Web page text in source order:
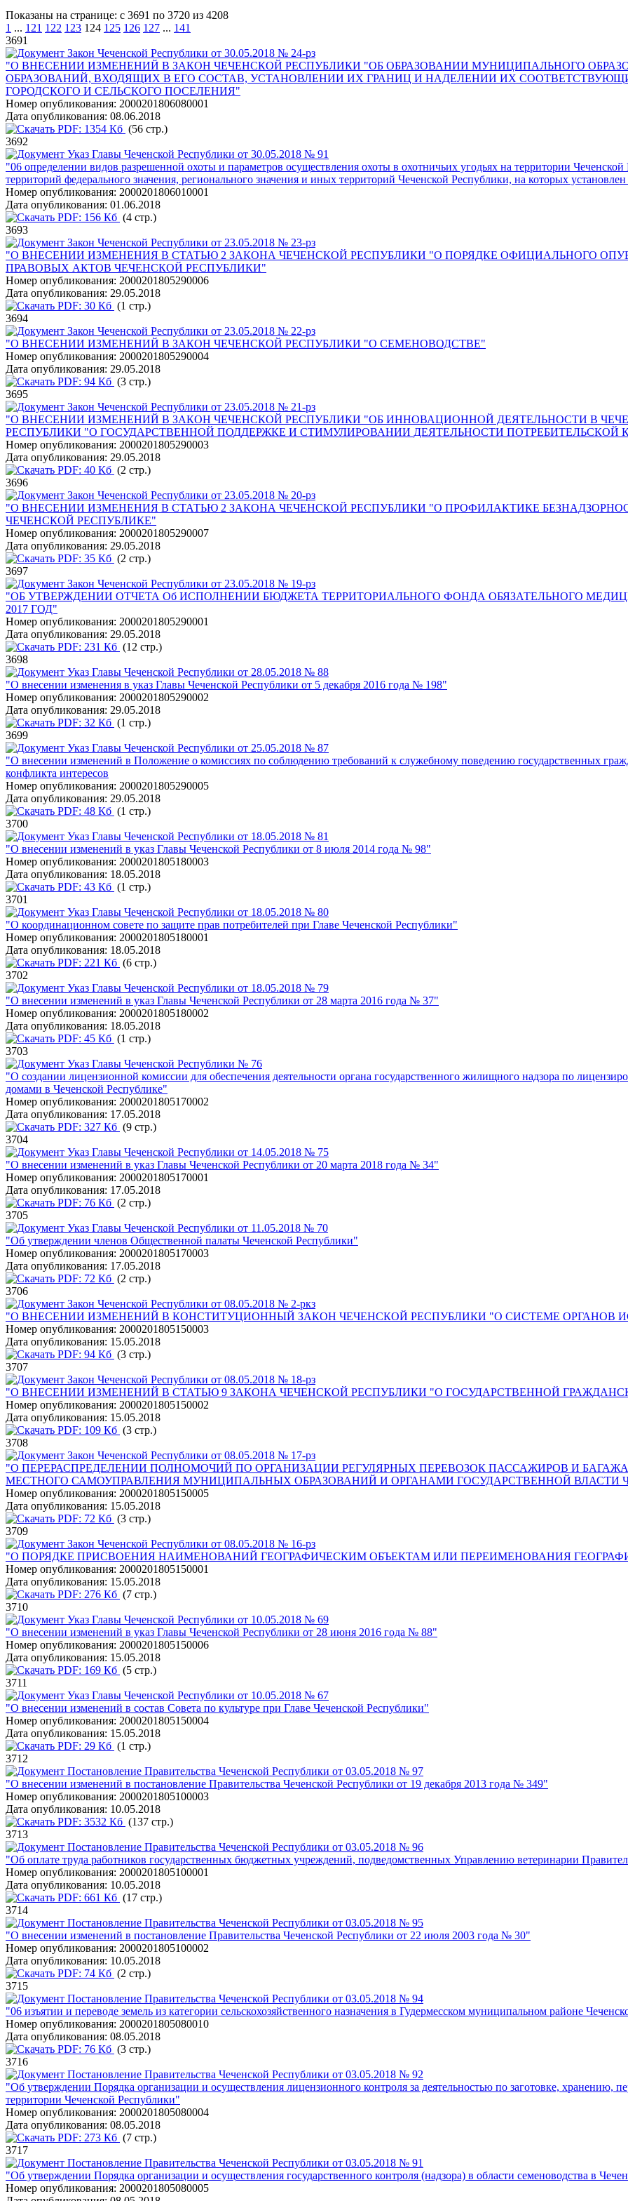
Показаны на странице: с 3691 по 3720 из 4208
1 ... 121 122 123 124 125 126 127 ... 141
3691
Закон Чеченской Республики от 30.05.2018 № 24-рз
"О ВНЕСЕНИИ ИЗМЕНЕНИЙ В ЗАКОН ЧЕЧЕНСКОЙ РЕСПУБЛИКИ "ОБ ОБРАЗОВАНИИ МУНИЦИПАЛЬНОГО
ОБРАЗОВАНИЙ, ВХОДЯЩИХ В ЕГО СОСТАВ, УСТАНОВЛЕНИИ ИХ ГРАНИЦ И НАДЕЛЕНИИ ИХ
ГОРОДСКОГО И СЕЛЬСКОГО ПОСЕЛЕНИЯ"
Номер опубликования: 2000201806080001
Дата опубликования: 08.06.2018
PDF: 1354 Кб (56 стр.)
3692
Указ Главы Чеченской Республики от 30.05.2018 № 91
"06 определении видов разрешенной охоты и параметров осуществления охоты в охотничьих угодьях на территории
территорий федерального значения, регионального значения и иных территорий Чеченской Республики, на которых
Номер опубликования: 2000201806010001
Дата опубликования: 01.06.2018
PDF: 156 Кб (4 стр.)
3693
Закон Чеченской Республики от 23.05.2018 № 23-рз
"О ВНЕСЕНИИ ИЗМЕНЕНИЯ В СТАТЬЮ 2 ЗАКОНА ЧЕЧЕНСКОЙ РЕСПУБЛИКИ "О ПОРЯДКЕ ОФИЦИАЛЬНОГО
ПРАВОВЫХ АКТОВ ЧЕЧЕНСКОЙ РЕСПУБЛИКИ"
Номер опубликования: 2000201805290006
Дата опубликования: 29.05.2018
PDF: 30 Кб (1 стр.)
3694
Закон Чеченской Республики от 23.05.2018 № 22-рз
"О ВНЕСЕНИИ ИЗМЕНЕНИЙ В ЗАКОН ЧЕЧЕНСКОЙ РЕСПУБЛИКИ "О СЕМЕНОВОДСТВЕ"
Номер опубликования: 2000201805290004
Дата опубликования: 29.05.2018
PDF: 94 Кб (3 стр.)
3695
Закон Чеченской Республики от 23.05.2018 № 21-рз
"О ВНЕСЕНИИ ИЗМЕНЕНИЙ В ЗАКОН ЧЕЧЕНСКОЙ РЕСПУБЛИКИ "ОБ ИННОВАЦИОННОЙ ДЕЯТЕЛЬНОСТИ В
РЕСПУБЛИКИ "О ГОСУДАРСТВЕННОЙ ПОДДЕРЖКЕ И СТИМУЛИРОВАНИИ ДЕЯТЕЛЬНОСТИ ПОТРЕБИТЕЛЬСКОЙ
Номер опубликования: 2000201805290003
Дата опубликования: 29.05.2018
PDF: 40 Кб (2 стр.)
3696
Закон Чеченской Республики от 23.05.2018 № 20-рз
"О ВНЕСЕНИИ ИЗМЕНЕНИЯ В СТАТЬЮ 2 ЗАКОНА ЧЕЧЕНСКОЙ РЕСПУБЛИКИ "О ПРОФИЛАКТИКЕ
ЧЕЧЕНСКОЙ РЕСПУБЛИКЕ"
Номер опубликования: 2000201805290007
Дата опубликования: 29.05.2018
PDF: 35 Кб (2 стр.)
3697
Закон Чеченской Республики от 23.05.2018 № 19-рз
"ОБ УТВЕРЖДЕНИИ ОТЧЕТА Об ИСПОЛНЕНИИ БЮДЖЕТА ТЕРРИТОРИАЛЬНОГО ФОНДА ОБЯЗАТЕЛЬНОГО
2017 ГОД"
Номер опубликования: 2000201805290001
Дата опубликования: 29.05.2018
PDF: 231 Кб (12 стр.)
3698
Указ Главы Чеченской Республики от 28.05.2018 № 88
"О внесении изменения в указ Главы Чеченской Республики от 5 декабря 2016 года № 198"
Номер опубликования: 2000201805290002
Дата опубликования: 29.05.2018
PDF: 32 Кб (1 стр.)
3699
Указ Главы Чеченской Республики от 25.05.2018 № 87
"О внесении изменений в Положение о комиссиях по соблюдению требований к служебному поведению государственных
конфликта интересов
Номер опубликования: 2000201805290005
Дата опубликования: 29.05.2018
PDF: 48 Кб (1 стр.)
3700
Указ Главы Чеченской Республики от 18.05.2018 № 81
"О внесении изменений в указ Главы Чеченской Республики от 8 июля 2014 года № 98"
Номер опубликования: 2000201805180003
Дата опубликования: 18.05.2018
PDF: 43 Кб (1 стр.)
3701
Указ Главы Чеченской Республики от 18.05.2018 № 80
"О координационном совете по защите прав потребителей при Главе Чеченской Республики"
Номер опубликования: 2000201805180001
Дата опубликования: 18.05.2018
PDF: 221 Кб (6 стр.)
3702
Указ Главы Чеченской Республики от 18.05.2018 № 79
"О внесении изменений в указ Главы Чеченской Республики от 28 марта 2016 года № 37"
Номер опубликования: 2000201805180002
Дата опубликования: 18.05.2018
PDF: 45 Кб (1 стр.)
3703
Указ Главы Чеченской Республики № 76
"О создании лицензионной комиссии для обеспечения деятельности органа государственного жилищного надзора по
домами в Чеченской Республике"
Номер опубликования: 2000201805170002
Дата опубликования: 17.05.2018
PDF: 327 Кб (9 стр.)
3704
Указ Главы Чеченской Республики от 14.05.2018 № 75
"О внесении изменений в указ Главы Чеченской Республики от 20 марта 2018 года № 34"
Номер опубликования: 2000201805170001
Дата опубликования: 17.05.2018
PDF: 76 Кб (2 стр.)
3705
Указ Главы Чеченской Республики от 11.05.2018 № 70
"Об утверждении членов Общественной палаты Чеченской Республики"
Номер опубликования: 2000201805170003
Дата опубликования: 17.05.2018
PDF: 72 Кб (2 стр.)
3706
Закон Чеченской Республики от 08.05.2018 № 2-ркз
"О ВНЕСЕНИИ ИЗМЕНЕНИЙ В КОНСТИТУЦИОННЫЙ ЗАКОН ЧЕЧЕНСКОЙ РЕСПУБЛИКИ "О СИСТЕМЕ ОРГАНОВ
Номер опубликования: 2000201805150003
Дата опубликования: 15.05.2018
PDF: 94 Кб (3 стр.)
3707
Закон Чеченской Республики от 08.05.2018 № 18-рз
"О ВНЕСЕНИИ ИЗМЕНЕНИЙ В СТАТЬЮ 9 ЗАКОНА ЧЕЧЕНСКОЙ РЕСПУБЛИКИ "О ГОСУДАРСТВЕННОЙ
Номер опубликования: 2000201805150002
Дата опубликования: 15.05.2018
PDF: 109 Кб (3 стр.)
3708
Закон Чеченской Республики от 08.05.2018 № 17-рз
"О ПЕРЕРАСПРЕДЕЛЕНИИ ПОЛНОМОЧИЙ ПО ОРГАНИЗАЦИИ РЕГУЛЯРНЫХ ПЕРЕВОЗОК ПАССАЖИРОВ И
МЕСТНОГО САМОУПРАВЛЕНИЯ МУНИЦИПАЛЬНЫХ ОБРАЗОВАНИЙ И ОРГАНАМИ ГОСУДАРСТВЕННОЙ ВЛАСТИ
Номер опубликования: 2000201805150005
Дата опубликования: 15.05.2018
PDF: 72 Кб (3 стр.)
3709
Закон Чеченской Республики от 08.05.2018 № 16-рз
"О ПОРЯДКЕ ПРИСВОЕНИЯ НАИМЕНОВАНИЙ ГЕОГРАФИЧЕСКИМ ОБЪЕКТАМ ИЛИ ПЕРЕИМЕНОВАНИЯ
Номер опубликования: 2000201805150001
Дата опубликования: 15.05.2018
PDF: 276 Кб (7 стр.)
3710
Указ Главы Чеченской Республики от 10.05.2018 № 69
"О внесении изменений в указ Главы Чеченской Республики от 28 июня 2016 года № 88"
Номер опубликования: 2000201805150006
Дата опубликования: 15.05.2018
PDF: 169 Кб (5 стр.)
3711
Указ Главы Чеченской Республики от 10.05.2018 № 67
"О внесении изменений в состав Совета по культуре при Главе Чеченской Республики"
Номер опубликования: 2000201805150004
Дата опубликования: 15.05.2018
PDF: 29 Кб (1 стр.)
3712
Постановление Правительства Чеченской Республики от 03.05.2018 № 97
"О внесении изменений в постановление Правительства Чеченской Республики от 19 декабря 2013 года № 349"
Номер опубликования: 2000201805100003
Дата опубликования: 10.05.2018
PDF: 3532 Кб (137 стр.)
3713
Постановление Правительства Чеченской Республики от 03.05.2018 № 96
"Об оплате труда работников государственных бюджетных учреждений, подведомственных Управлению ветеринарии
Номер опубликования: 2000201805100001
Дата опубликования: 10.05.2018
PDF: 661 Кб (17 стр.)
3714
Постановление Правительства Чеченской Республики от 03.05.2018 № 95
"О внесении изменений в постановление Правительства Чеченской Республики от 22 июля 2003 года № 30"
Номер опубликования: 2000201805100002
Дата опубликования: 10.05.2018
PDF: 74 Кб (2 стр.)
3715
Постановление Правительства Чеченской Республики от 03.05.2018 № 94
"06 изъятии и переводе земель из категории сельскохозяйственного назначения в Гудермесском муниципальном районе
Номер опубликования: 2000201805080010
Дата опубликования: 08.05.2018
PDF: 76 Кб (3 стр.)
3716
Постановление Правительства Чеченской Республики от 03.05.2018 № 92
"Об утверждении Порядка организации и осуществления лицензионного контроля за деятельностью по заготовке, хранению,
территории Чеченской Республики"
Номер опубликования: 2000201805080004
Дата опубликования: 08.05.2018
PDF: 273 Кб (7 стр.)
3717
Постановление Правительства Чеченской Республики от 03.05.2018 № 91
"Об утверждении Порядка организации и осуществления государственного контроля (надзора) в области семеноводства в
Номер опубликования: 2000201805080005